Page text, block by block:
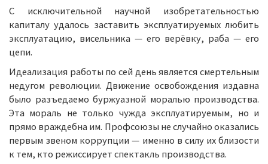
С исключительной научной изобретательностью
капиталу удалось заставить эксплуатируемых любить
эксплуатацию, висельника — его верёвку, раба — его
цепи.
Идеализация работы по сей день является смертельным
недугом революции. Движение освобождения издавна
было разъедаемо буржуазной моралью производства.
Эта мораль не только чужда эксплуатируемым, но и
прямо враждебна им. Профсоюзы не случайно оказались
первым звеном коррупции — именно в силу их близости
к тем, кто режиссирует спектакль производства.